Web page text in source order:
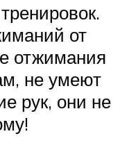
от
отжимания
не умеют
рук, они не